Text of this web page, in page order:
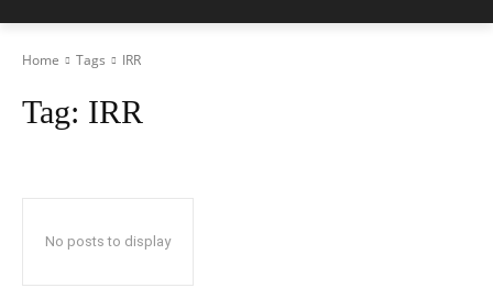
Home Tags IRR
Tag: IRR
No posts to display